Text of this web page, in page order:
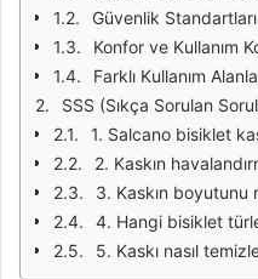
Güvenlik Standartları
Konfor ve Kullanım
Farklı Kullanım
SSS (Sıkça Sorulan
1. Salcano bisiklet
2. Kaskın
3. Kaskın boyutunu
4. Hangi bisiklet
5. Kaskı nasıl